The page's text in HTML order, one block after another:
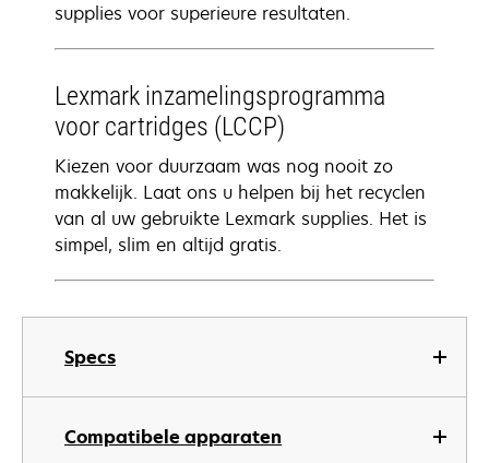
Specs
Compatibele apparaten
supplies voor superieure resultaten.
Lexmark inzamelingsprogramma
voor cartridges (LCCP)
Kiezen voor duurzaam was nog nooit zo
makkelijk. Laat ons u helpen bij het recyclen
van al uw gebruikte Lexmark supplies. Het is
simpel, slim en altijd gratis.